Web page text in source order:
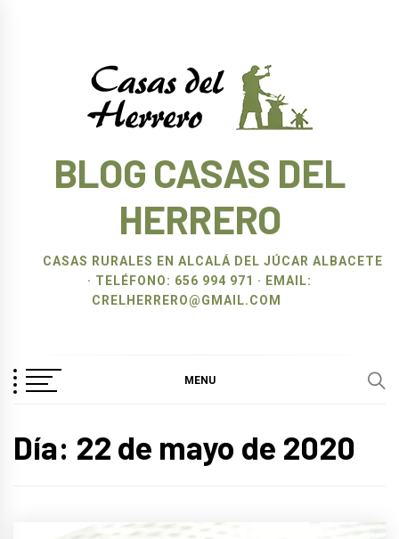
BLOG CASAS DEL
HERRERO
CASAS RURALES EN ALCALÁ DEL JÚCAR ALBACETE
· TELÉFONO: 656 994 971 · EMAIL:
CRELHERRERO@GMAIL.COM
MENU
Día: 22 de mayo de 2020